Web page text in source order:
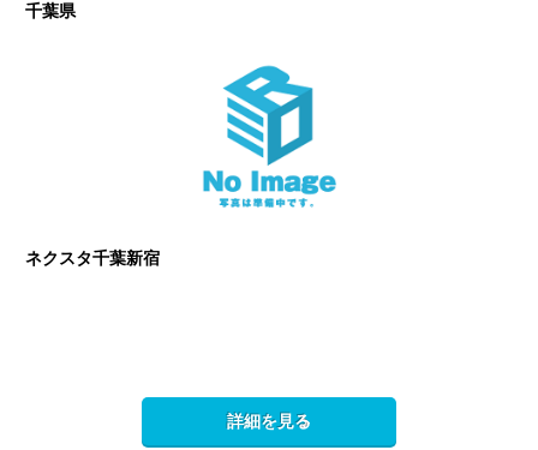
千葉県
ネクスタ千葉新宿
詳細を見る